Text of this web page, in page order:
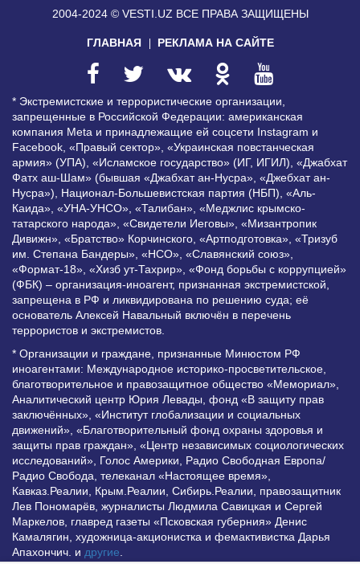
2004-2024 © VESTI.UZ ВСЕ ПРАВА ЗАЩИЩЕНЫ
ГЛАВНАЯ РЕКЛАМА НА САЙТЕ
* Экстремистские и террористические организации,
запрещенные в Российской Федерации: американская
компания Meta и принадлежащие ей соцсети Instagram и
Facebook, «Правый сектор», «Украинская повстанческая
армия» (УПА), «Исламское государство» (ИГ, ИГИЛ), «Джабхат
Фатх аш-Шам» (бывшая «Джабхат ан-Нусра», «Джебхат ан-
Нусра»), Национал-Большевистская партия (НБП), «Аль-
Каида», «УНА-УНСО», «Талибан», «Меджлис крымско-
татарского народа», «Свидетели Иеговы», «Мизантропик
Дивижн», «Братство» Корчинского, «Артподготовка», «Тризуб
им. Степана Бандеры», «НСО», «Славянский союз»,
«Формат-18», «Хизб ут-Тахрир», «Фонд борьбы с коррупцией»
(ФБК) – организация-иноагент, признанная экстремистской,
запрещена в РФ и ликвидирована по решению суда; её
основатель Алексей Навальный включён в перечень
террористов и экстремистов.
* Организации и граждане, признанные Минюстом РФ
иноагентами: Международное историко-просветительское,
благотворительное и правозащитное общество «Мемориал»,
Аналитический центр Юрия Левады, фонд «В защиту прав
заключённых», «Институт глобализации и социальных
движений», «Благотворительный фонд охраны здоровья и
защиты прав граждан», «Центр независимых социологических
исследований», Голос Америки, Радио Свободная Европа/
Радио Свобода, телеканал «Настоящее время»,
Кавказ.Реалии, Крым.Реалии, Сибирь.Реалии, правозащитник
Лев Пономарёв, журналисты Людмила Савицкая и Сергей
Маркелов, главред газеты «Псковская губерния» Денис
Камалягин, художница-акционистка и фемактивистка Дарья
Апахончич. и другие